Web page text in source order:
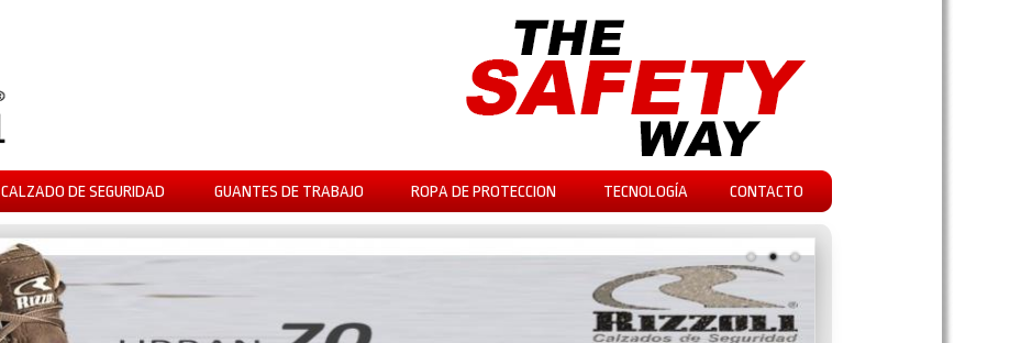
CALZADO DE SEGURIDAD GUANTES DE TRABAJO ROPA DE PROTECCION TECNOLOGÍA CONTACTO